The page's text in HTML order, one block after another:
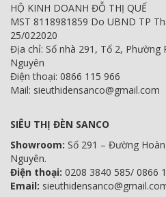
HỘ KINH DOANH ĐỖ THỊ QUẾ
MST 8118981859 Do UBND TP
25/022020
Địa chỉ: Số nhà 291, Tổ 2, Phường
Nguyên
Điện thoại: 0866 115 966
Mail: sieuthidensanco@gmail.com
SIÊU THỊ ĐÈN SANCO
Showroom: Số 291 – Đường
Nguyên.
Điện thoại: 0208 3840 585/ 0866
Email: